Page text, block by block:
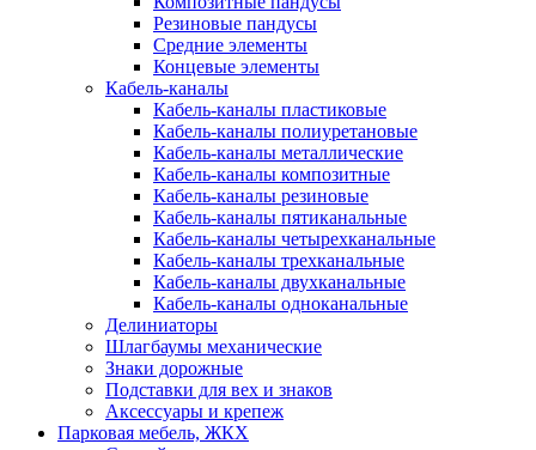
Резиновые пандусы
Средние элементы
Концевые элементы
Кабель-каналы
Кабель-каналы пластиковые
Кабель-каналы полиуретановые
Кабель-каналы металлические
Кабель-каналы композитные
Кабель-каналы резиновые
Кабель-каналы пятиканальные
Кабель-каналы четырехканальные
Кабель-каналы трехканальные
Кабель-каналы двухканальные
Кабель-каналы одноканальные
Делиниаторы
Шлагбаумы механические
Знаки дорожные
Подставки для вех и знаков
Аксессуары и крепеж
Парковая мебель, ЖКХ